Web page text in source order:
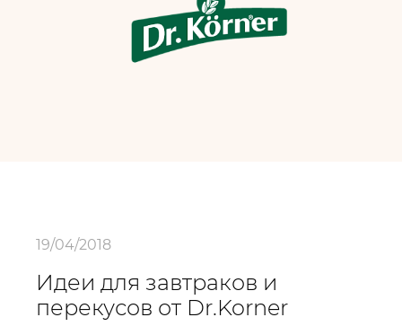
19/04/2018
Идеи для завтраков и
перекусов от Dr.Korner